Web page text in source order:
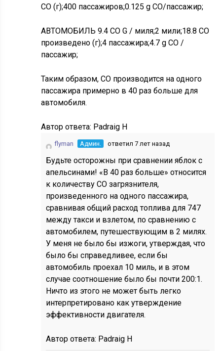
CO (г);400 пассажиров;0.125 g CO/пассажир;
АВТОМОБИЛЬ 9.4 CO G / миля;2 мили;18.8 CO
произведено (г);4 пассажира;4.7 g CO /
пассажир;
Таким образом, CO производится на одного
пассажира примерно в 40 раз больше для
автомобиля.
Автор ответа: Padraig H
flyman Админ. ответил 7 лет назад
Будьте осторожны при сравнении яблок с
апельсинами! «В 40 раз больше» относится
к количеству CO загрязнителя,
произведенного на одного пассажира,
сравнивая общий расход топлива для 747
между такси и взлетом, по сравнению с
автомобилем, путешествующим в 2 милях.
У меня не было бы изжоги, утверждая, что
было бы справедливее, если бы
автомобиль проехал 10 миль, и в этом
случае соотношение было бы почти 200:1.
Ничто из этого не может быть легко
интерпретировано как утверждение
эффективности двигателя.
Автор ответа: Padraig H